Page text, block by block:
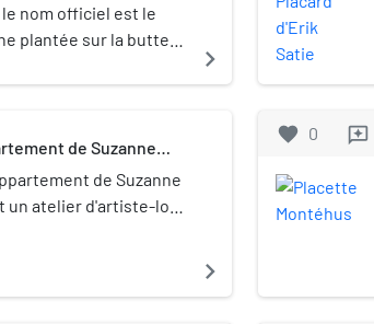
nom officiel est le
plantée sur la butte
navigate_next
de Suzanne
de Suzanne
un atelier d'artiste-loft,
navigate_next
favorite 0 reviews